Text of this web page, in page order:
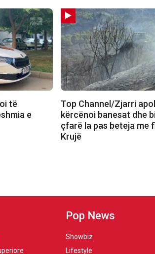
të
e
Top Channel/Zjarri
kërcënoi banesat dhe
çfarë la pas beteja me
Krujë
Pop News
Showbiz
Lifestyle